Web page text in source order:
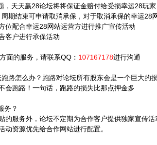
，天天赢28论坛将将保证金赔付给受损幸运28玩家
期结束可申请取消承保，对于取消承保的幸运28
位配合幸运28网站运营方进行推广宣传活动
客户进行承保活动
面的服务，请联系QQ： 107167178进行沟通
路怎么办？跑路对论坛所有股东会是一个巨大的
会跑路！一句话，跑路的损失比那点押金多
务？
的服务外，论坛不定期为合作客户提供独家宣传
动资源优先给合作网站进行配置。